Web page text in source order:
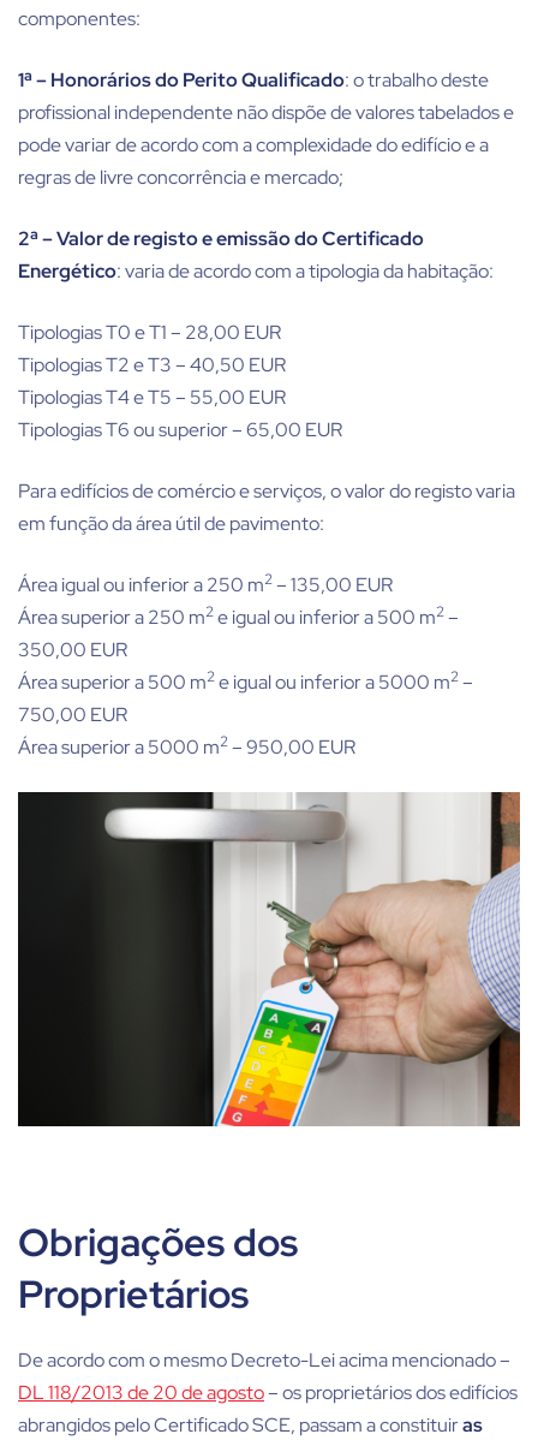
componentes:
1ª – Honorários do Perito Qualificado: o trabalho deste
profissional independente não dispõe de valores tabelados e
pode variar de acordo com a complexidade do edifício e a
regras de livre concorrência e mercado;
2ª – Valor de registo e emissão do Certificado
Energético: varia de acordo com a tipologia da habitação:
Tipologias T0 e T1 – 28,00 EUR
Tipologias T2 e T3 – 40,50 EUR
Tipologias T4 e T5 – 55,00 EUR
Tipologias T6 ou superior – 65,00 EUR
Para edifícios de comércio e serviços, o valor do registo varia
em função da área útil de pavimento:
Área igual ou inferior a 250 m2– 135,00 EUR
Área superior a 250 m2e igual ou inferior a 500 m2–
350,00 EUR
Área superior a 500 m2e igual ou inferior a 5000 m2–
750,00 EUR
Área superior a 5000 m2– 950,00 EUR
Obrigações dos
Proprietários
De acordo com o mesmo Decreto-Lei acima mencionado –
DL 118/2013 de 20 de agosto– os proprietários dos edifícios
abrangidos pelo Certificado SCE, passam a constituiras